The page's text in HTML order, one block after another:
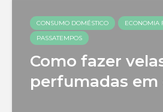
CONSUMO DOMÉSTICO
ECONOMIA
PASSATEMPOS
Como fazer
perfumadas em